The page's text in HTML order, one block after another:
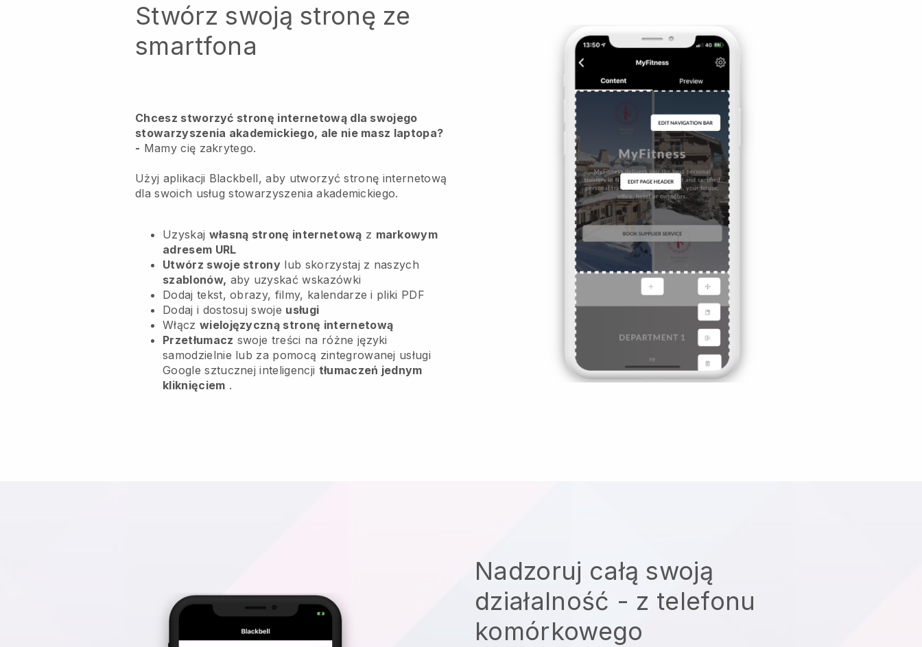
Stwórz swoją stronę ze
smartfona
Chcesz stworzyć stronę internetową dla swojego
stowarzyszenia akademickiego, ale nie masz laptopa?
- Mamy cię zakrytego.
Użyj aplikacji Blackbell, aby utworzyć stronę internetową
dla swoich usług stowarzyszenia akademickiego.
Uzyskaj własną stronę internetową z markowym
adresem URL
Utwórz swoje strony lub skorzystaj z naszych
szablonów, aby uzyskać wskazówki
Dodaj tekst, obrazy, filmy, kalendarze i pliki PDF
Dodaj i dostosuj swoje usługi
Włącz wielojęzyczną stronę internetową
Przetłumacz swoje treści na różne języki
samodzielnie lub za pomocą zintegrowanej usługi
Google sztucznej inteligencji tłumaczeń jednym
kliknięciem .
Nadzoruj całą swoją
działalność - z telefonu
komórkowego